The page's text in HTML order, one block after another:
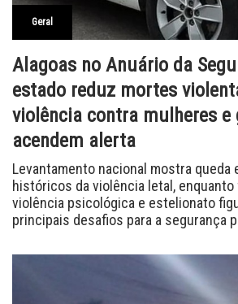
Geral
Alagoas no Anuário da
estado reduz mortes
violência contra mulheres e
acendem alerta
Levantamento nacional mostra queda
históricos da violência letal,
violência psicológica e estelionato
principais desafios para a segurança